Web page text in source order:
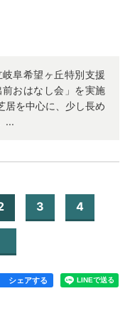
阜希望ヶ丘特別支援
おはなし会」を実施
居を中心に、少し長め
...
3 4
シェアする